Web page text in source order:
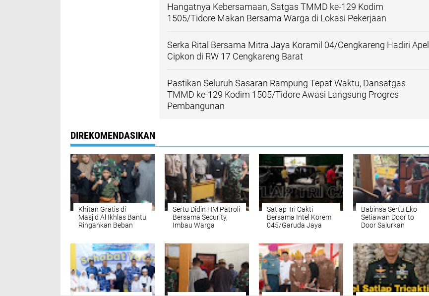
Hangatnya Kebersamaan, Satgas TMMD ke-129 Kodim
1505/Tidore Makan Bersama Warga di Lokasi Pekerjaan
Serka Rital Bersama Mitra Jaya Koramil 04/Cengkareng Hadiri Apel
Cipkon di RW 17 Cengkareng Barat
Pastikan Seluruh Sasaran Rampung Tepat Waktu, Dansatgas
TMMD ke-129 Kodim 1505/Tidore Awasi Langsung Progres
Pembangunan
DIREKOMENDASIKAN
Khitan Gratis di
Masjid Al Ikhlas Bantu
Ringankan Beban
Sertu Didin HM Patroli
Bersama Security,
Imbau Warga
Satlap Tri Cakti
Bersama Intel Korem
045/Garuda Jaya
Penyelundupan Bijih
Timah Ilegal dan
Menyelamatkan
Potensi Kerugian
Negara Sebesar Rp6,7
Miliar
Babinsa Sertu Eko
Setiawan Door to
Door Salurkan
Kapuk